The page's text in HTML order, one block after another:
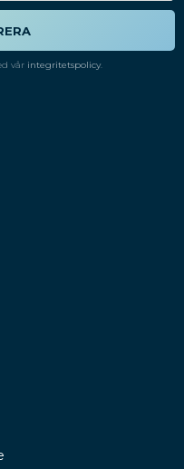
vår integritetspolicy.